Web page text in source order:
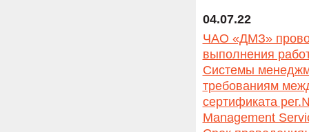
04.07.22
ЧАО «ДМЗ»
выполнения
Системы
требованиям
сертификата
Management